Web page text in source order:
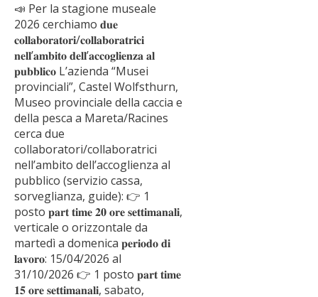
📣 Per la stagione museale
2026 cerchiamo 𝐝𝐮𝐞
𝐜𝐨𝐥𝐥𝐚𝐛𝐨𝐫𝐚𝐭𝐨𝐫𝐢/𝐜𝐨𝐥𝐥𝐚𝐛𝐨𝐫𝐚𝐭𝐫𝐢𝐜𝐢
𝐧𝐞𝐥𝐥’𝐚𝐦𝐛𝐢𝐭𝐨 𝐝𝐞𝐥𝐥’𝐚𝐜𝐜𝐨𝐠𝐥𝐢𝐞𝐧𝐳𝐚 𝐚𝐥
𝐩𝐮𝐛𝐛𝐥𝐢𝐜𝐨 L’azienda “Musei
provinciali”, Castel Wolfsthurn,
Museo provinciale della caccia e
della pesca a Mareta/Racines
cerca due
collaboratori/collaboratrici
nell’ambito dell’accoglienza al
pubblico (servizio cassa,
sorveglianza, guide): 👉 1
posto 𝐩𝐚𝐫𝐭 𝐭𝐢𝐦𝐞 𝟐𝟎 𝐨𝐫𝐞 𝐬𝐞𝐭𝐭𝐢𝐦𝐚𝐧𝐚𝐥𝐢,
verticale o orizzontale da
martedì a domenica 𝐩𝐞𝐫𝐢𝐨𝐝𝐨 𝐝𝐢
𝐥𝐚𝐯𝐨𝐫𝐨: 15/04/2026 al
31/10/2026 👉 1 posto 𝐩𝐚𝐫𝐭 𝐭𝐢𝐦𝐞
𝟏𝟓 𝐨𝐫𝐞 𝐬𝐞𝐭𝐭𝐢𝐦𝐚𝐧𝐚𝐥𝐢, sabato,